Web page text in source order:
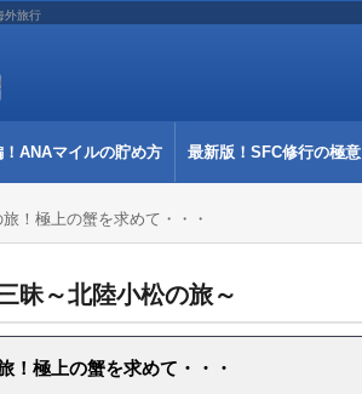
外旅行
！ANAマイルの貯め方 最新版！SFC修行の極意
！極上の蟹を求めて・・・
昧～北陸小松の旅～
！極上の蟹を求めて・・・